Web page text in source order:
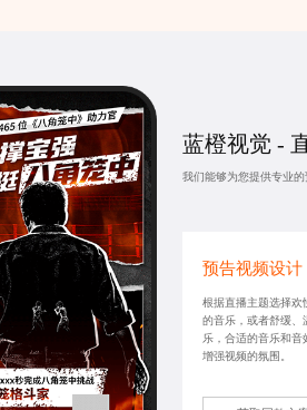
蓝橙视觉 -
我们能够为您提供专业
预告视频设计
根据直播主题选择欢
的音乐，或者舒缓、
乐，合适的音乐和音
增强视频的氛围。